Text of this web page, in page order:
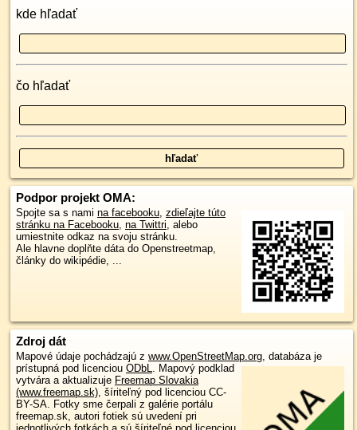
kde hľadať
čo hľadať
Podpor projekt OMA:
Spojte sa s nami na facebooku, zdieľajte túto
stránku na Facebooku, na Twittri, alebo
umiestnite odkaz na svoju stránku.
Ale hlavne doplňte dáta do Openstreetmap,
články do wikipédie, ...
Zdroj dát
Mapové údaje pochádzajú z www.OpenStreetMap.org, databáza je
prístupná pod licenciou ODbL. Mapový podklad
vytvára a aktualizuje Freemap Slovakia
(www.freemap.sk), šíriteľný pod licenciou CC-
BY-SA. Fotky sme čerpali z galérie portálu
freemap.sk, autori fotiek sú uvedení pri